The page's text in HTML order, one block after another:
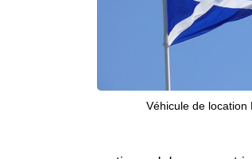
Véhicule de location